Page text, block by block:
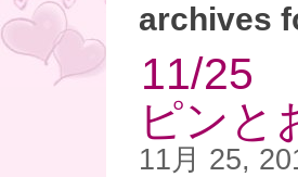
archives
11/25
ピン
11月 25,